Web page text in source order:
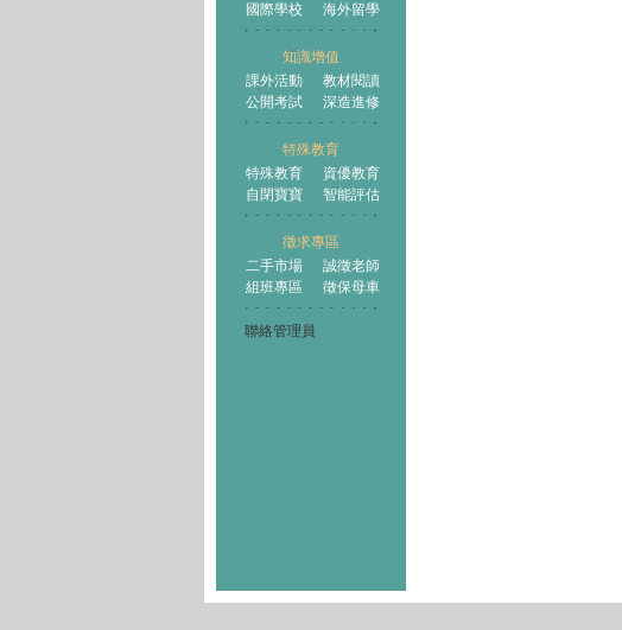
國際學校
海外留學
知識增值
課外活動
教材閱讀
公開考試
深造進修
特殊教育
特殊教育
資優教育
自閉寶寶
智能評估
徵求專區
二手市場
誠徵老師
組班專區
徵保母車
聯絡管理員